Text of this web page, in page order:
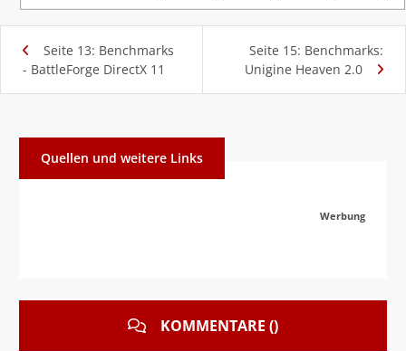
Seite 13: Benchmarks
- BattleForge DirectX 11
Seite 15: Benchmarks:
Unigine Heaven 2.0
Quellen und weitere Links
Werbung
KOMMENTARE ()